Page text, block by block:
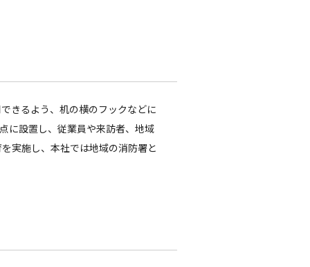
きるよう、机の横のフックなどに
に設置し、従業員や来訪者、地域
実施し、本社では地域の消防署と